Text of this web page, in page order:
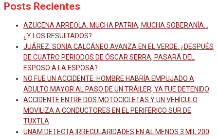
Posts Recientes
AZUCENA ARREOLA: MUCHA PATRIA, MUCHA SOBERANÍA…
¿Y LOS RESULTADOS?
JUÁREZ: SONIA CALCÁNEO AVANZA EN EL VERDE. ¿DESPUÉS
DE CUATRO PERIODOS DE ÓSCAR SERRA, PASARÁ DEL
ESPOSO A LA ESPOSA?
NO FUE UN ACCIDENTE: HOMBRE HABRÍA EMPUJADO A
ADULTO MAYOR AL PASO DE UN TRÁILER; YA FUE DETENIDO
ACCIDENTE ENTRE DOS MOTOCICLETAS Y UN VEHÍCULO
MOVILIZA A CONDUCTORES EN EL PERIFÉRICO SUR DE
TUXTLA
UNAM DETECTA IRREGULARIDADES EN AL MENOS 3 MIL 200